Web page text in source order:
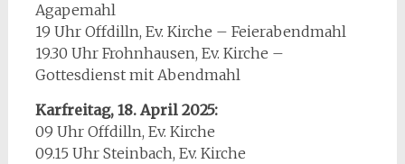
Agapemahl
19 Uhr Offdilln, Ev. Kirche – Feierabendmahl
19.30 Uhr Frohnhausen, Ev. Kirche –
Gottesdienst mit Abendmahl
Karfreitag, 18. April 2025:
09 Uhr Offdilln, Ev. Kirche
09.15 Uhr Steinbach, Ev. Kirche